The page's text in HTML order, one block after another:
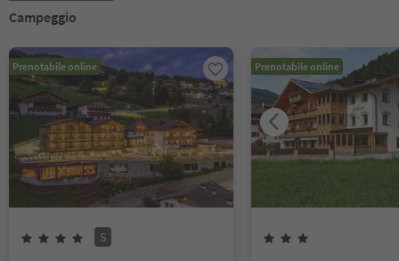
Campeggio
Prenotabile online
S
Prenotabile online